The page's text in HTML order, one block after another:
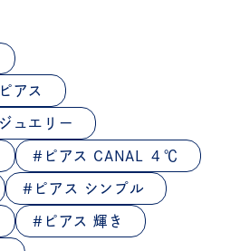
アス
ュエリー
ピアス CANAL ４℃
ピアス シンプル
ピアス 輝き